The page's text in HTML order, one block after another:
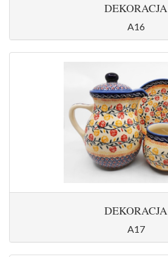
DEKORACJA
A16
DEKORACJA
A17